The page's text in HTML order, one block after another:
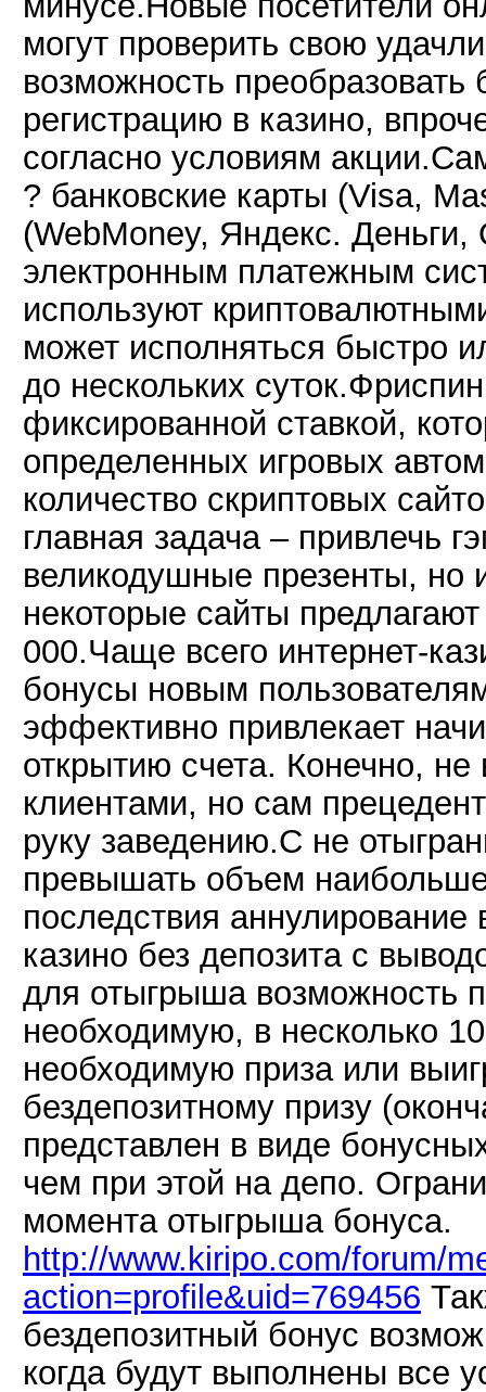
могут проверить свою
возможность
регистрацию в казино,
согласно условиям
? банковские карты (Visa,
(WebMoney, Яндекс.
электронным платежным
используют
может исполняться быстро
до нескольких
фиксированной ставкой,
определенных игровых
количество скриптовых
главная задача – привлечь
великодушные презенты, но
некоторые сайты
000.Чаще всего интернет-
бонусы новым
эффективно привлекает
открытию счета. Конечно,
клиентами, но сам
руку заведению.С не
превышать объем
последствия
казино без депозита с
для отыгрыша возможность
необходимую, в несколько
необходимую приза или
бездепозитному призу
представлен в виде
чем при этой на депо.
момента отыгрыша бонуса.
http://www.kiripo.com/forum/
action=profile&uid=769456
бездепозитный бонус
когда будут выполнены все